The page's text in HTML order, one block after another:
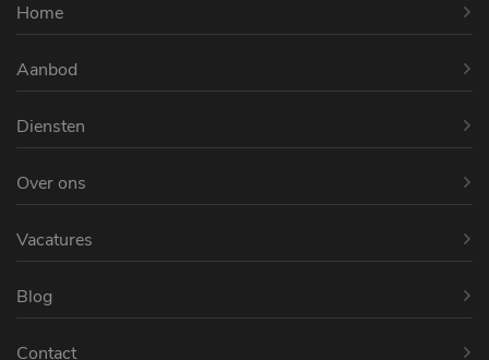
Home
Aanbod
Diensten
Over ons
Vacatures
Blog
Contact